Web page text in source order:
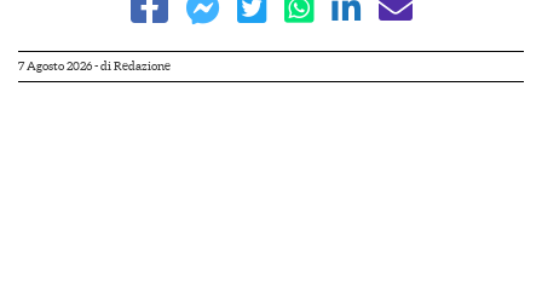
7 Agosto 2026- di Redazione